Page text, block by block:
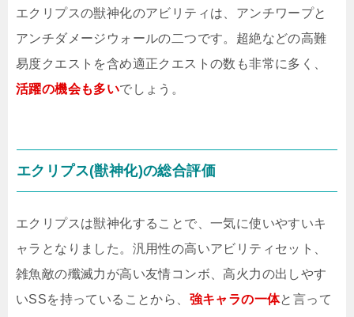
エクリプスの獣神化のアビリティは、アンチワープと
アンチダメージウォールの二つです。超絶などの高難
易度クエストを含め適正クエストの数も非常に多く、
活躍の機会も多いでしょう。
エクリプス(獣神化)の総合評価
エクリプスは獣神化することで、一気に使いやすいキ
ャラとなりました。汎用性の高いアビリティセット、
雑魚敵の殲滅力が高い友情コンボ、高火力の出しやす
いSSを持っていることから、 強キャラの一体と言って